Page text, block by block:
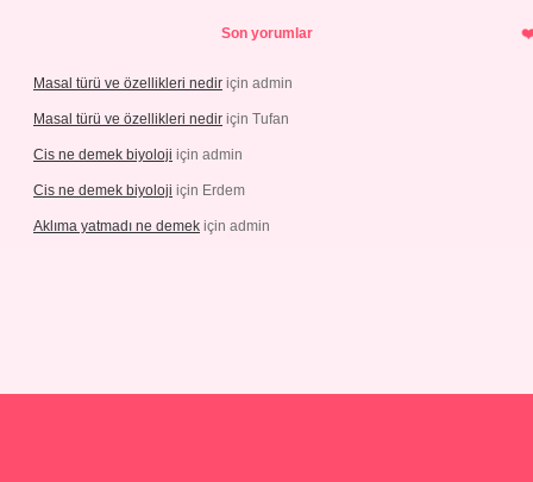
Son yorumlar
Masal türü ve özellikleri nedir için admin
Masal türü ve özellikleri nedir için Tufan
Cis ne demek biyoloji için admin
Cis ne demek biyoloji için Erdem
Aklıma yatmadı ne demek için admin